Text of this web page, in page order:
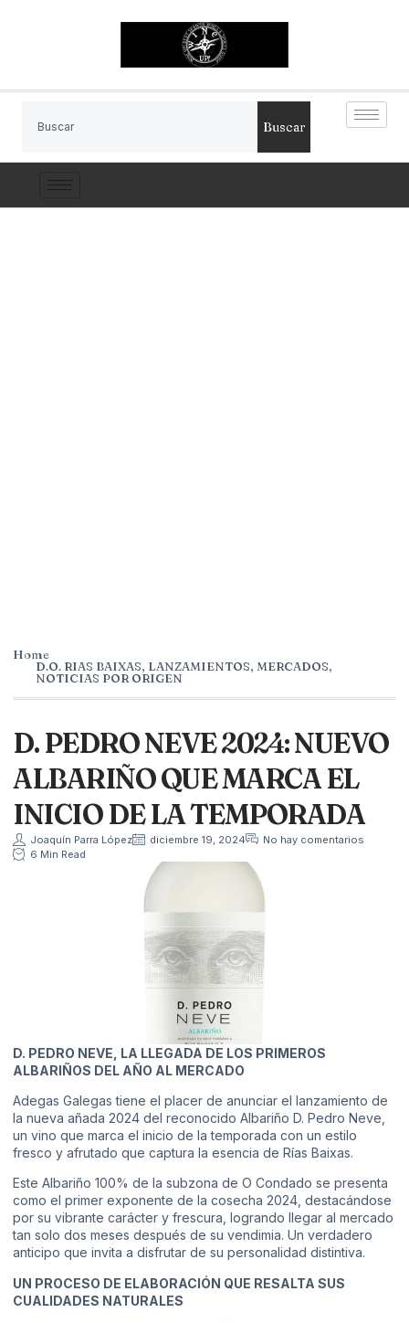
Buscar
Home
D.O. RIAS BAIXAS, LANZAMIENTOS, MERCADOS,
NOTICIAS POR ORIGEN
D. PEDRO NEVE 2024: NUEVO
ALBARIÑO QUE MARCA EL
INICIO DE LA TEMPORADA
Joaquín Parra López diciembre 19, 2024
No hay comentarios
6 Min Read
D. PEDRO NEVE, LA LLEGADA DE LOS PRIMEROS
ALBARIÑOS DEL AÑO AL MERCADO
Adegas Galegas tiene el placer de anunciar el lanzamiento de
la nueva añada 2024 del reconocido Albariño D. Pedro Neve,
un vino que marca el inicio de la temporada con un estilo
fresco y afrutado que captura la esencia de Rías Baixas.
Este Albariño 100% de la subzona de O Condado se presenta
como el primer exponente de la cosecha 2024, destacándose
por su vibrante carácter y frescura, logrando llegar al mercado
tan solo dos meses después de su vendimia. Un verdadero
anticipo que invita a disfrutar de su personalidad distintiva.
UN PROCESO DE ELABORACIÓN QUE RESALTA SUS
CUALIDADES NATURALES